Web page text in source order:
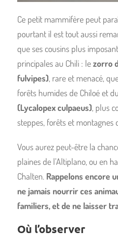
Ce petit mammifère peut
pourtant il est tout aussi
que ses cousins plus
principales au Chili : lezorro
fulvipes), rare et menacé,
forêts humides de Chiloé et
(Lycalopex culpaeus), plus
steppes, forêts et montagnes
Vous aurez peut-être la
plaines de l’Altiplano, ou en
Chalten. Rappelons encore
ne jamais nourrir ces
familiers, et de ne laisser
Où l’observer